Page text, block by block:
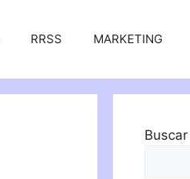
RRSS MARKETING
Buscar